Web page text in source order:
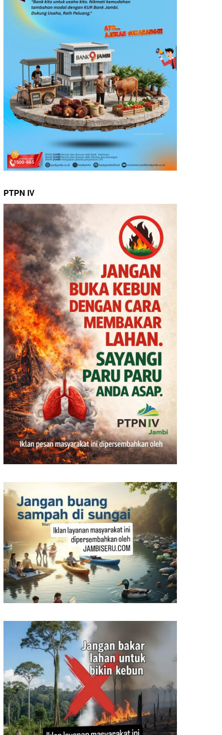
PTPN IV